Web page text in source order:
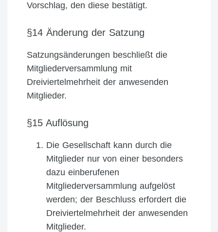
Vorschlag, den diese bestätigt.
§14 Änderung der Satzung
Satzungsänderungen beschließt die
Mitgliederversammlung mit
Dreiviertelmehrheit der anwesenden
Mitglieder.
§15 Auflösung
Die Gesellschaft kann durch die
Mitglieder nur von einer besonders
dazu einberufenen
Mitgliederversammlung aufgelöst
werden; der Beschluss erfordert die
Dreiviertelmehrheit der anwesenden
Mitglieder.